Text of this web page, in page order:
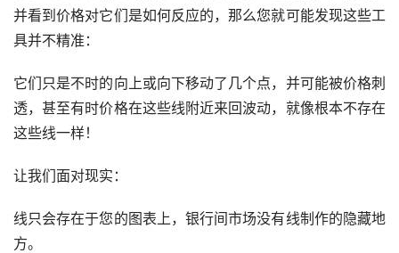
并看到价格对它们是如何反应的，那么您就可能发现这些工
具并不精准：
它们只是不时的向上或向下移动了几个点，并可能被价格刺
透，甚至有时价格在这些线附近来回波动，就像根本不存在
这些线一样！
让我们面对现实：
线只会存在于您的图表上，银行间市场没有线制作的隐藏地
方。